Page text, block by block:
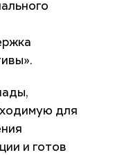
для
и готов